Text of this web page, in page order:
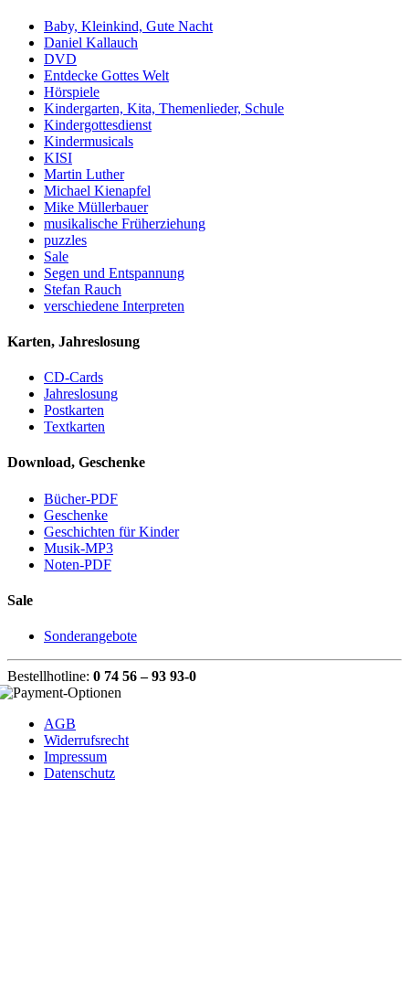
Baby, Kleinkind, Gute Nacht
Daniel Kallauch
DVD
Entdecke Gottes Welt
Hörspiele
Kindergarten, Kita, Themenlieder, Schule
Kindergottesdienst
Kindermusicals
KISI
Martin Luther
Michael Kienapfel
Mike Müllerbauer
musikalische Früherziehung
puzzles
Sale
Segen und Entspannung
Stefan Rauch
verschiedene Interpreten
Karten, Jahreslosung
CD-Cards
Jahreslosung
Postkarten
Textkarten
Download, Geschenke
Bücher-PDF
Geschenke
Geschichten für Kinder
Musik-MP3
Noten-PDF
Sale
Sonderangebote
Bestellhotline: 0 74 56 – 93 93-0
AGB
Widerrufsrecht
Impressum
Datenschutz